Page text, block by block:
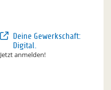
Deine Gewerkschaft:
Digital.
Jetzt anmelden!